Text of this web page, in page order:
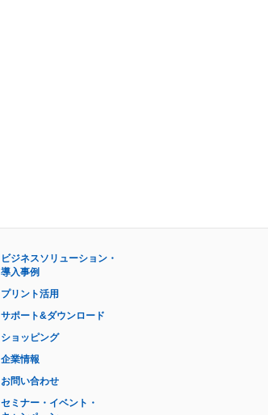
ビジネスソリューション・
導入事例
プリント活用
サポート&ダウンロード
ショッピング
企業情報
お問い合わせ
セミナー・イベント・